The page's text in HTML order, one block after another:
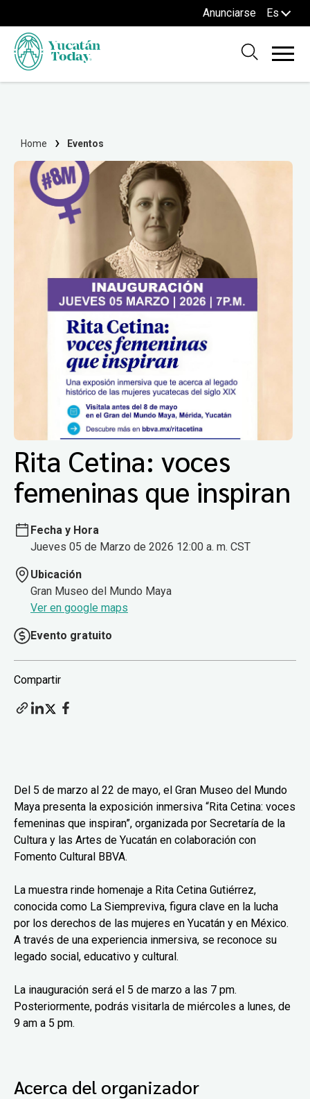
Anunciarse Es
Home Eventos
Rita Cetina: voces
femeninas que inspiran
Fecha y Hora
Jueves 05 de Marzo de 2026 12:00 a. m. CST
Ubicación
Gran Museo del Mundo Maya
Ver en google maps
Evento gratuito
Compartir
Del 5 de marzo al 22 de mayo, el Gran Museo del Mundo
Maya presenta la exposición inmersiva “Rita Cetina: voces
femeninas que inspiran”, organizada por Secretaría de la
Cultura y las Artes de Yucatán en colaboración con
Fomento Cultural BBVA.
La muestra rinde homenaje a Rita Cetina Gutiérrez,
conocida como La Siempreviva, figura clave en la lucha
por los derechos de las mujeres en Yucatán y en México.
A través de una experiencia inmersiva, se reconoce su
legado social, educativo y cultural.
La inauguración será el 5 de marzo a las 7 pm.
Posteriormente, podrás visitarla de miércoles a lunes, de
9 am a 5 pm.
Acerca del organizador